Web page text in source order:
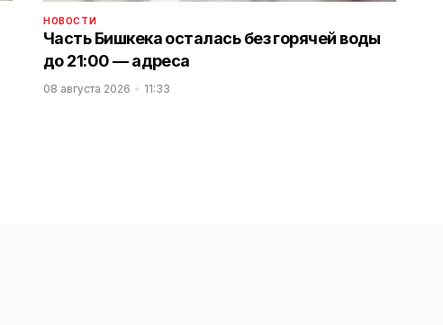
НОВОСТИ
Часть Бишкека осталась без горячей воды
до 21:00 — адреса
08 августа 2026 11:33